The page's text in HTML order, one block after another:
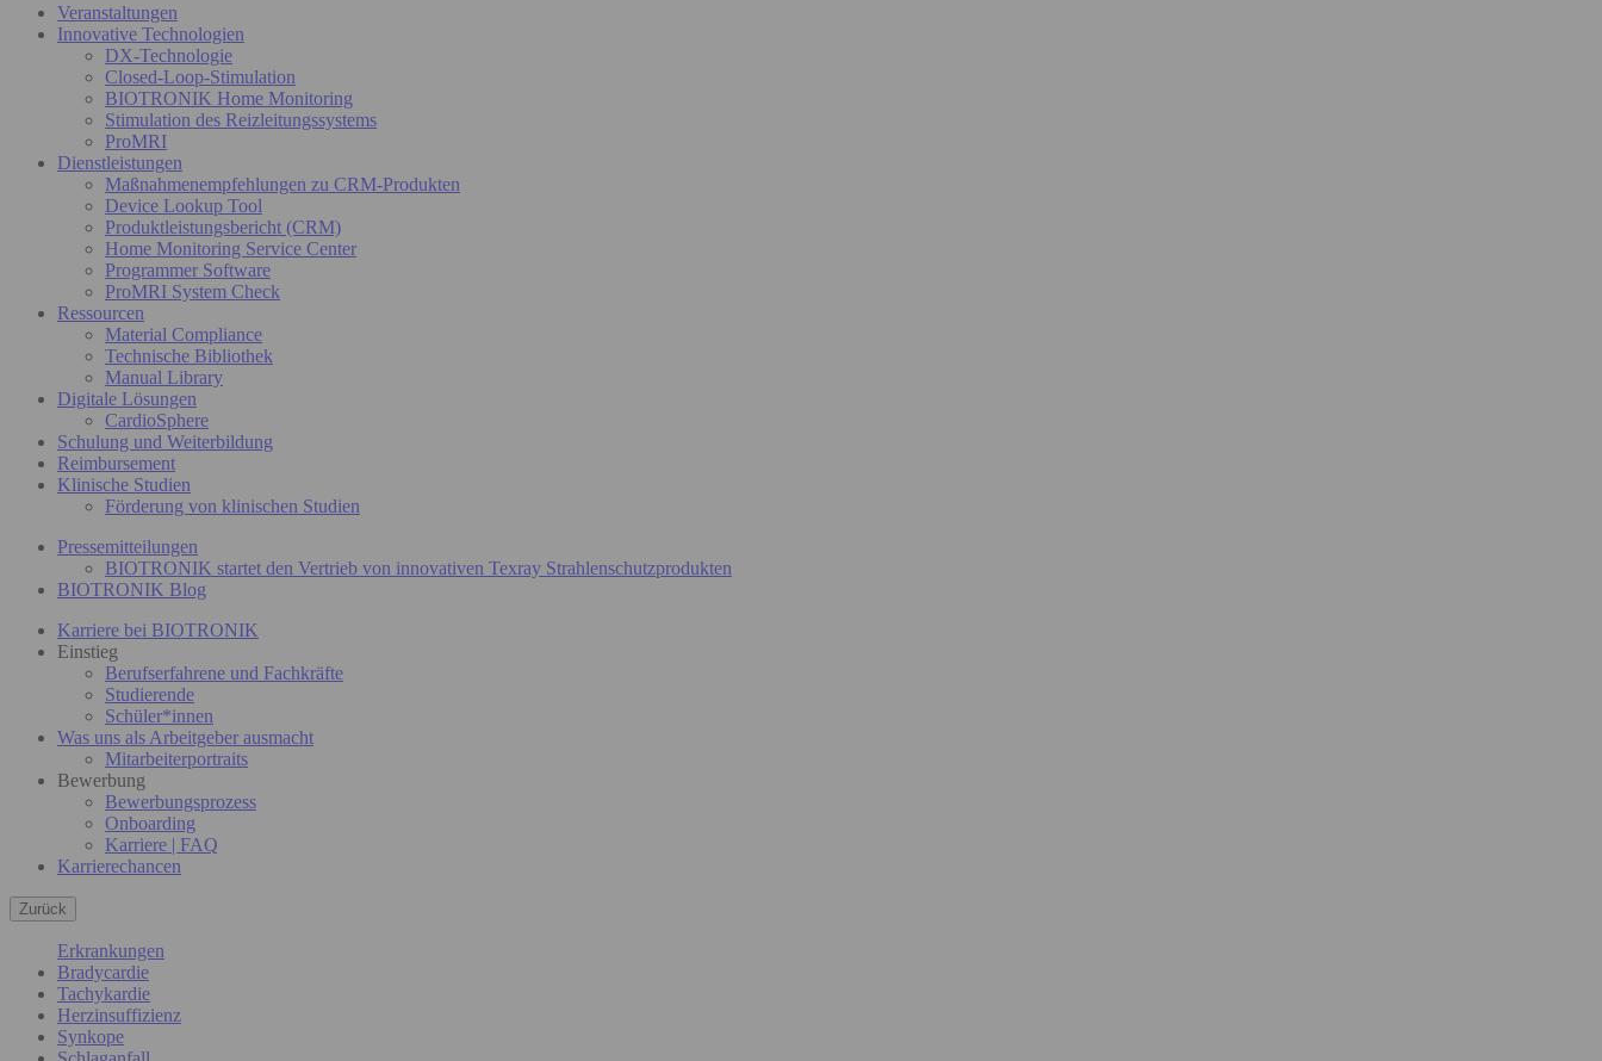
Veranstaltungen
Innovative Technologien
DX-Technologie
Closed-Loop-Stimulation
BIOTRONIK Home Monitoring
Stimulation des Reizleitungssystems
ProMRI
Dienstleistungen
Maßnahmenempfehlungen zu CRM-Produkten
Device Lookup Tool
Produktleistungsbericht (CRM)
Home Monitoring Service Center
Programmer Software
ProMRI System Check
Ressourcen
Material Compliance
Technische Bibliothek
Manual Library
Digitale Lösungen
CardioSphere
Schulung und Weiterbildung
Reimbursement
Klinische Studien
Förderung von klinischen Studien
Pressemitteilungen
BIOTRONIK startet den Vertrieb von innovativen Texray Strahlenschutzprodukten
BIOTRONIK Blog
Karriere bei BIOTRONIK
Einstieg
Berufserfahrene und Fachkräfte
Studierende
Schüler*innen
Was uns als Arbeitgeber ausmacht
Mitarbeiterportraits
Bewerbung
Bewerbungsprozess
Onboarding
Karriere | FAQ
Karrierechancen
Zurück
Erkrankungen
Bradycardie
Tachykardie
Herzinsuffizienz
Synkope